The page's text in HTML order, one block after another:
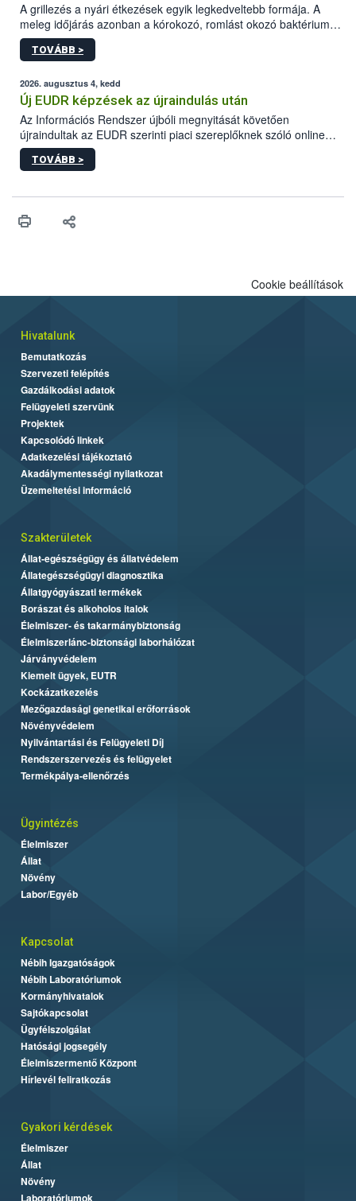
A grillezés a nyári étkezések egyik legkedveltebb formája. A
meleg időjárás azonban a kórokozó, romlást okozó baktériumok
gyorsabb szaporodásának is kedvez. A szabadtéri sütögetés
ezért nem csupán a megfelelő sütési technikáról szól: legalább
higiéniai szabályok betartása, a megfelelő hőkezelés, valamint a
maradékok szakszerű tárolása. A Nemzeti Élelmiszerlánc-
biztonsági Hivatal (Nébih) Oktatási Programja összegyűjtötte a
biztonságos grillezés legfontosabb tudnivalóit.
TOVÁBB >
2026. augusztus 4, kedd
Új EUDR képzések az újraindulás után
Az Információs Rendszer újbóli megnyitását követően
újraindultak az EUDR szerinti piaci szereplőknek szóló online
képzések.
TOVÁBB >
Cookie beállítások
Hivatalunk
Bemutatkozás
Szervezeti felépítés
Gazdálkodási adatok
Felügyeleti szervünk
Projektek
Kapcsolódó linkek
Adatkezelési tájékoztató
Akadálymentességi nyilatkozat
Üzemeltetési információ
Szakterületek
Állat-egészségügy és állatvédelem
Állategészségügyi diagnosztika
Állatgyógyászati termékek
Borászat és alkoholos italok
Élelmiszer- és takarmánybiztonság
Élelmiszerlánc-biztonsági laborhálózat
Járványvédelem
Kiemelt ügyek, EUTR
Kockázatkezelés
Mezőgazdasági genetikai erőforrások
Növényvédelem
Nyilvántartási és Felügyeleti Díj
Rendszerszervezés és felügyelet
Termékpálya-ellenőrzés
Ügyintézés
Élelmiszer
Állat
Növény
Labor/Egyéb
Kapcsolat
Nébih Igazgatóságok
Nébih Laboratóriumok
Kormányhivatalok
Sajtókapcsolat
Ügyfélszolgálat
Hatósági jogsegély
Élelmiszermentő Központ
Hírlevél feliratkozás
Gyakori kérdések
Élelmiszer
Állat
Növény
Laboratóriumok